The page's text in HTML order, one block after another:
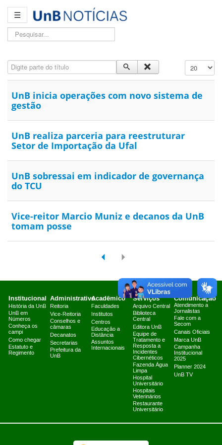
☰
Pesquisar...
Digite parte do título Exibir #
UnB inicia operações com novo sistema de
gestão
UnB realiza parceria para reestruturar
Setor de Importação da Ufal
UnB sobressai em indicador de governança
do TCU
Vice-reitor Marcio Muniz e decanos da UnB
tomam posse
Institucional
História da UnB
UnB em
Números
Conheça os
campi
Como chegar
Estatuto e
Regimento
Administrativo
Reitoria
Vice-Reitoria
Conselhos e
câmaras
Decanatos
Secretarias
Prefeitura da
UnB
Acadêmico
Faculdades
Institutos
Centros
Educação a
Distância
Assuntos
Internacionais
Serviços
Arquivo Central
Biblioteca
Central
Editora UnB
Equipe de
Tratamento e
Resposta a
Incidentes
Cibernéticos
Fazenda Água
Limpa
Hospital
Universitário
Hospitais
Veterinários
Restaurante
Universitário
Comunicação
Atendimento a
Jornalistas
Fale com a
Secom
Canais Oficiais
Marca UnB
Campanha
Institucional
2025
Planner 2024
UnB TV